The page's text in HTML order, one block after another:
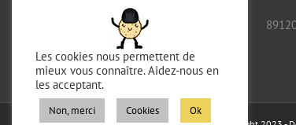
Les cookies nous permettent de
mieux vous connaître. Aidez-nous en
les acceptant.
Non, merci Cookies Ok